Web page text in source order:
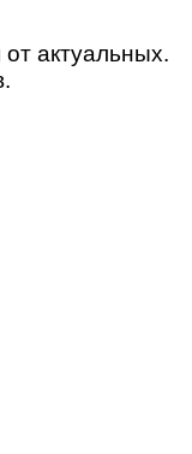
актуальных.